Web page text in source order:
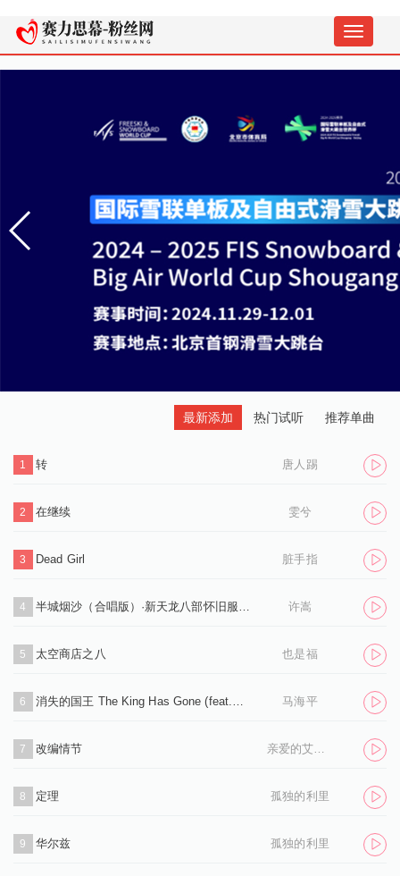
切
换
最新添加 热门试听 推荐单曲
1 转 唐人踢
2 在继续 雯兮
3 Dead Girl 脏手指
4 半城烟沙（合唱版）·新天龙八部怀旧服推广曲 许嵩
5 太空商店之八 也是福
6 消失的国王 The King Has Gone (feat.孙凌生) 马海平
7 改编情节 亲爱的艾洛伊丝
8 定理 孤独的利里
9 华尔兹 孤独的利里